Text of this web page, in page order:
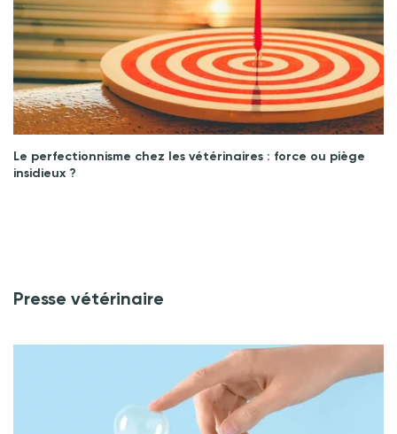
Le perfectionnisme chez les vétérinaires : force ou piège
insidieux ?
Presse vétérinaire